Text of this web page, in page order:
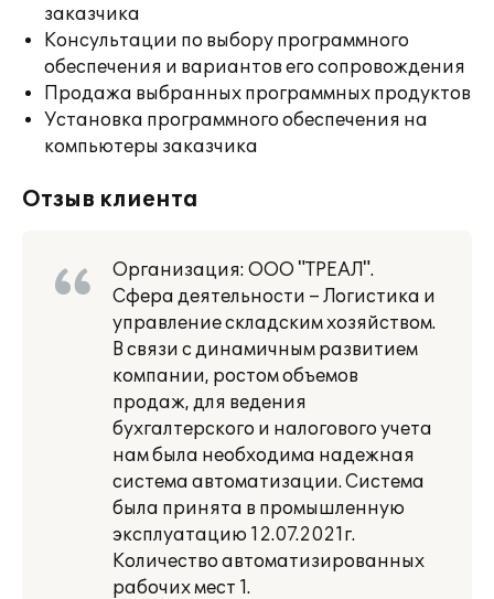
заказчика
Консультации по выбору программного
обеспечения и вариантов его сопровождения
Продажа выбранных программных продуктов
Установка программного обеспечения на
компьютеры заказчика
Отзыв клиента
Организация: ООО "ТРЕАЛ".
Сфера деятельности – Логистика и
управление складским хозяйством.
В связи с динамичным развитием
компании, ростом объемов
продаж, для ведения
бухгалтерского и налогового учета
нам была необходима надежная
система автоматизации. Система
была принята в промышленную
эксплуатацию 12.07.2021г.
Количество автоматизированных
рабочих мест 1.